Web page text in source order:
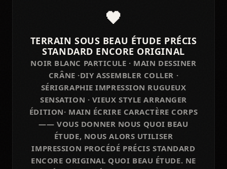
🖤
TERRAIN SOUS BEAU ÉTUDE PRÉCIS
STANDARD ENCORE ORIGINAL
NOIR BLANC PARTICULE · MAIN DESSINER
CRÂNE ·DIY ASSEMBLER COLLER ·
SÉRIGRAPHIE IMPRESSION RUGUEUX
SENSATION · VIEUX STYLE ARRANGER
ÉDITION· MAIN ÉCRIRE CARACTÈRE CORPS
—— VOUS DONNER NOUS QUOI BEAU
ÉTUDE, NOUS ALORS UTILISER
IMPRESSION PROCÉDÉ PRÉCIS STANDARD
ENCORE ORIGINAL QUOI BEAU ÉTUDE. NE